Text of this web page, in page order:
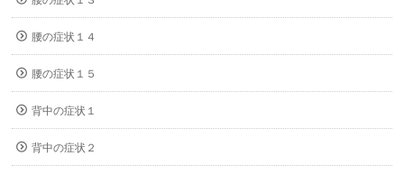
腰の症状１４
腰の症状１５
背中の症状１
背中の症状２